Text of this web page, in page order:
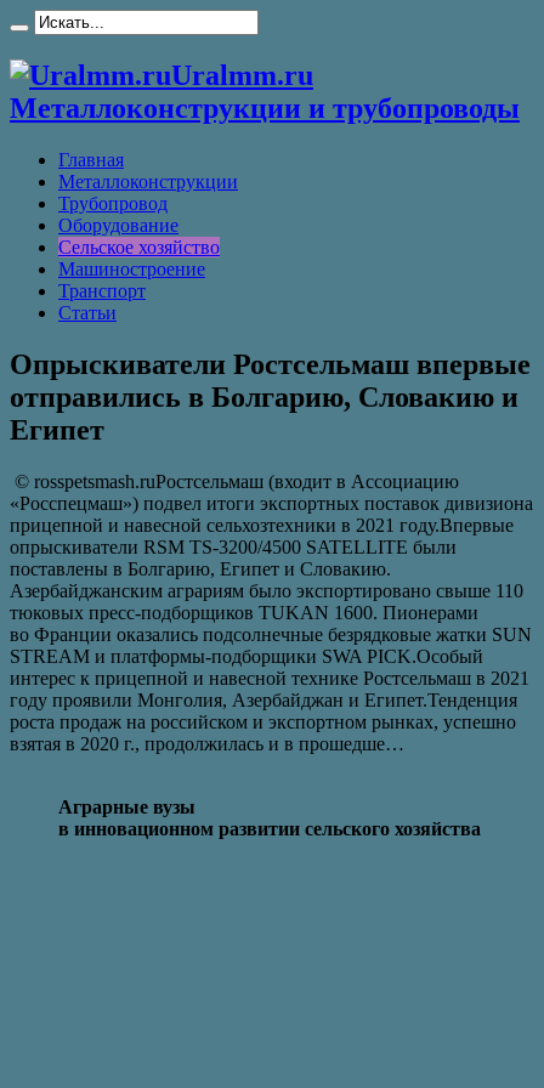
Uralmm.ru
Металлоконструкции и трубопроводы
Главная
Металлоконструкции
Трубопровод
Оборудование
Сельское хозяйство
Машиностроение
Транспорт
Статьи
Опрыскиватели Ростсельмаш впервые
отправились в Болгарию, Словакию и
Египет
© rosspetsmash.ruРостсельмаш (входит в Ассоциацию
«Росспецмаш») подвел итоги экспортных поставок дивизиона
прицепной и навесной сельхозтехники в 2021 году.Впервые
опрыскиватели RSM TS-3200/4500 SATELLITE были
поставлены в Болгарию, Египет и Словакию.
Азербайджанским аграриям было экспортировано свыше 110
тюковых пресс-подборщиков TUKAN 1600. Пионерами
во Франции оказались подсолнечные безрядковые жатки SUN
STREAM и платформы-подборщики SWA PICK.Особый
интерес к прицепной и навесной технике Ростсельмаш в 2021
году проявили Монголия, Азербайджан и Египет.Тенденция
роста продаж на российском и экспортном рынках, успешно
взятая в 2020 г., продолжилась и в прошедше…
Аграрные вузы
в инновационном развитии сельского хозяйства